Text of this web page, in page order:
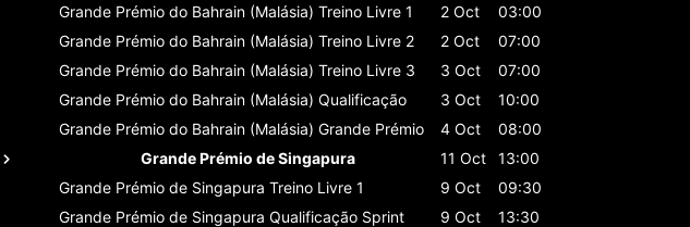
Grande Prémio do Bahrain (Malásia) Treino Livre 1 2 Oct
03:00
Grande Prémio do Bahrain (Malásia) Treino Livre 2 2 Oct
07:00
Grande Prémio do Bahrain (Malásia) Treino Livre 3 3 Oct
07:00
Grande Prémio do Bahrain (Malásia) Qualificação 3 Oct
10:00
Grande Prémio do Bahrain (Malásia) Grande Prémio 4 Oct
08:00
Grande Prémio de Singapura
11 Oct
13:00
Grande Prémio de Singapura Treino Livre 1 9 Oct
09:30
Grande Prémio de Singapura Qualificação Sprint 9 Oct
13:30